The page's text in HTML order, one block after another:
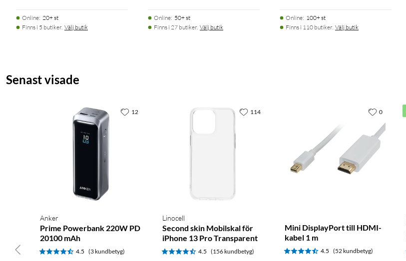
Online: 20+ st
Finns i 5 butiker. Välj butik
Online: 50+ st
Finns i 27 butiker. Välj butik
Online: 100+ st
Finns i 110 butiker. Välj butik
Senast visade
Anker
Prime Powerbank 220W PD
20100 mAh
4.5 (3 kundbetyg)
12
Linocell
Second skin Mobilskal för
iPhone 13 Pro Transparent
4.5 (156 kundbetyg)
114
Mini DisplayPort till HDMI-
kabel 1 m
4.5 (52 kundbetyg)
0